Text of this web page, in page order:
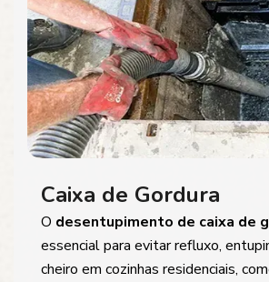
Caixa de Gordura
O desentupimento de caixa de
essencial para evitar refluxo,
cheiro em cozinhas residenciais,